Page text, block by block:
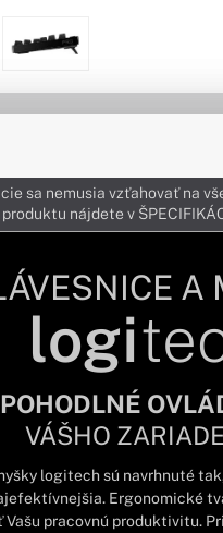
sa nemusia vzťahovať na
nájdete v
A
logi
POHODLNÉ
VÁŠHO
logitech sú navrhnuté
Ergonomické
Vašu pracovnú produktivitu.